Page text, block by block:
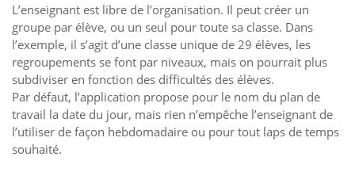
L’enseignant est libre de l’organisation. Il peut créer un
groupe par élève, ou un seul pour toute sa classe. Dans
l’exemple, il s’agit d’une classe unique de 29 élèves, les
regroupements se font par niveaux, mais on pourrait plus
subdiviser en fonction des difficultés des élèves.
Par défaut, l’application propose pour le nom du plan de
travail la date du jour, mais rien n’empêche l’enseignant de
l’utiliser de façon hebdomadaire ou pour tout laps de temps
souhaité.